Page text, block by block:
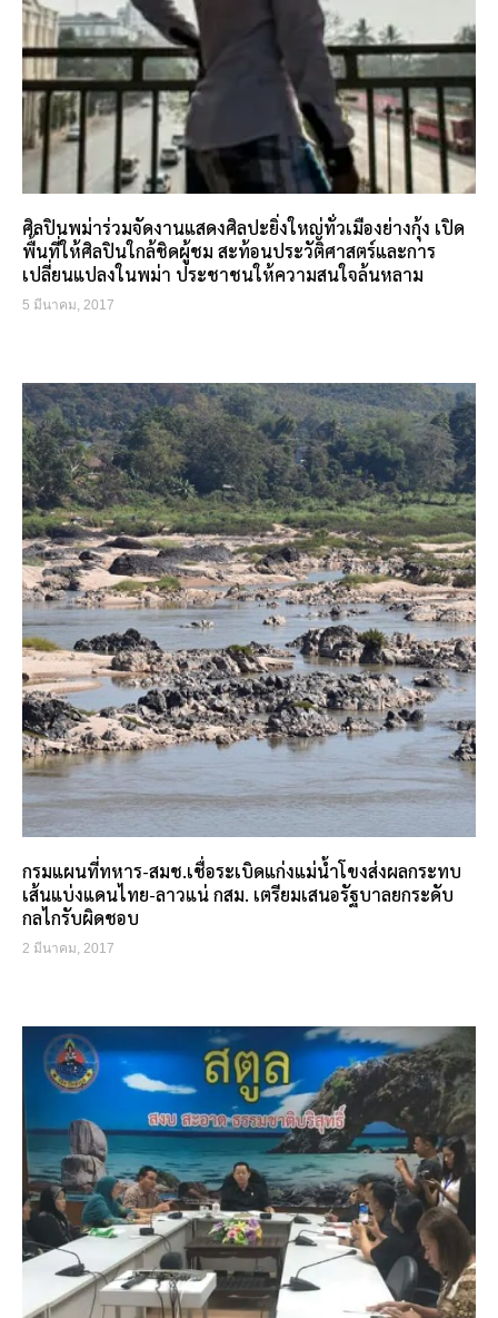
ศิลปินพม่าร่วมจัดงานแสดงศิลปะยิ่งใหญ่ทั่วเมืองย่างกุ้ง เปิด
พื้นที่ให้ศิลปินใกล้ชิดผู้ชม สะท้อนประวัติศาสตร์และการ
เปลี่ยนแปลงในพม่า ประชาชนให้ความสนใจล้นหลาม
5 มีนาคม, 2017
กรมแผนที่ทหาร-สมช.เชื่อระเบิดแก่งแม่น้ำโขงส่งผลกระทบ
เส้นแบ่งแดนไทย-ลาวแน่ กสม. เตรียมเสนอรัฐบาลยกระดับ
กลไกรับผิดชอบ
2 มีนาคม, 2017